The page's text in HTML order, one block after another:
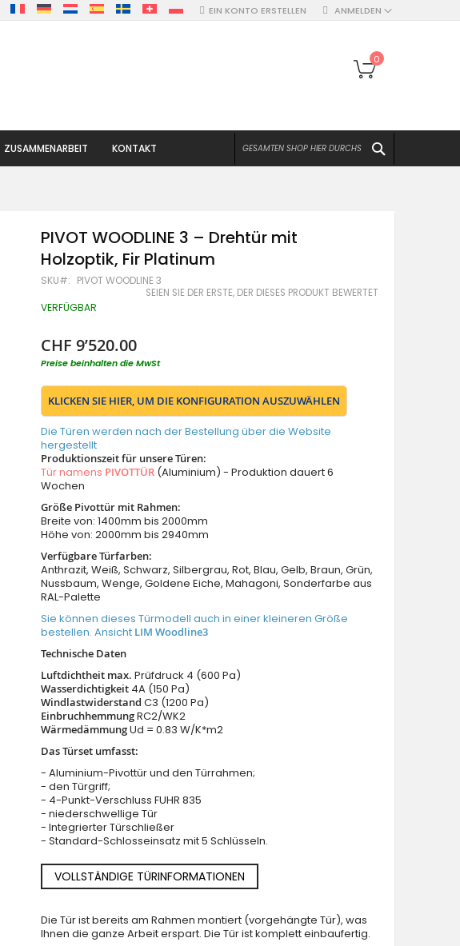
ANMELDEN
EIN KONTO ERSTELLEN
Mein
0
ZUSAMMENARBEIT KONTAKT
PIVOT WOODLINE 3 – Drehtür mit Holzoptik, Fir
PIVOT WOODLINE 3 – Drehtür mit
Holzoptik, Fir Platinum
SKU PIVOT WOODLINE 3
SEIEN SIE DER ERSTE, DER DIESES PRODUKT BEWERTET
VERFÜGBAR
CHF 9’520.00
Preise beinhalten die MwSt
KLICKEN SIE HIER, UM DIE KONFIGURATION AUSZUWÄHLEN
Die Türen werden nach der Bestellung über die Website
hergestellt
Produktionszeit für unsere Türen:
Tür namens PIVOTTÜR (Aluminium) - Produktion dauert 6
Wochen
Größe Pivottür mit Rahmen:
Breite von: 1400mm bis 2000mm
Höhe von: 2000mm bis 2940mm
Verfügbare Türfarben:
Anthrazit, Weiß, Schwarz, Silbergrau, Rot, Blau, Gelb, Braun, Grün,
Nussbaum, Wenge, Goldene Eiche, Mahagoni, Sonderfarbe aus
RAL-Palette
Sie können dieses Türmodell auch in einer kleineren Größe
bestellen. Ansicht LIM Woodline3
Technische Daten
Luftdichtheit max. Prüfdruck 4 (600 Pa)
Wasserdichtigkeit 4A (150 Pa)
Windlastwiderstand C3 (1200 Pa)
EinbruchhemmungRC2/WK2
WärmedämmungUd = 0.83 W/K*m2
Das Türset umfasst:
- Aluminium-Pivottür und den Türrahmen;
- den Türgriff;
- 4-Punkt-Verschluss FUHR 835
- niederschwellige Tür
- Integrierter Türschließer
- Standard-Schlosseinsatz mit 5 Schlüsseln.
VOLLSTÄNDIGE TÜRINFORMATIONEN
Die Tür ist bereits am Rahmen montiert (vorgehängte Tür), was
Ihnen die ganze Arbeit erspart. Die Tür ist komplett einbaufertig.